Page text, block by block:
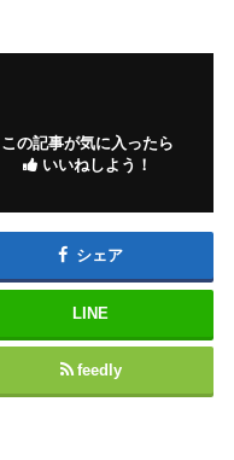
この記事が気に入ったら
いいねしよう！
シェア
LINE
feedly